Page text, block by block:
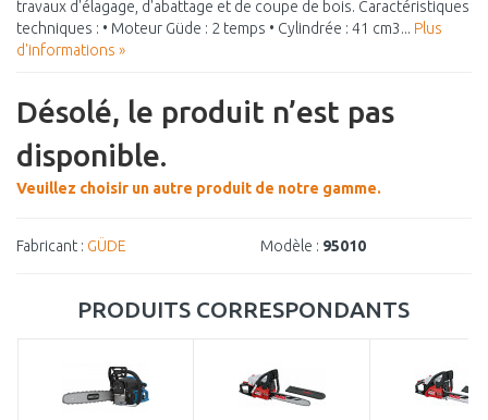
travaux d'élagage, d'abattage et de coupe de bois. Caractéristiques
techniques : • Moteur Güde : 2 temps • Cylindrée : 41 cm3... Plus
d'informations »
Désolé, le produit n’est pas
disponible.
Veuillez choisir un autre produit de notre gamme.
Fabricant : GÜDE Modèle : 95010
PRODUITS CORRESPONDANTS